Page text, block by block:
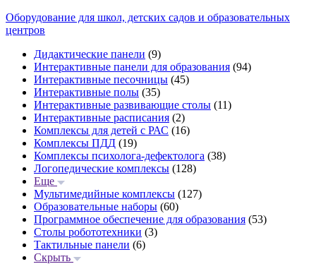
Оборудование для школ, детских садов и образовательных
центров
Дидактические панели (9)
Интерактивные панели для образования (94)
Интерактивные песочницы (45)
Интерактивные полы (35)
Интерактивные развивающие столы (11)
Интерактивные расписания (2)
Комплексы для детей с РАС (16)
Комплексы ПДД (19)
Комплексы психолога-дефектолога (38)
Логопедические комплексы (128)
Еще
Мультимедийные комплексы (127)
Образовательные наборы (60)
Программное обеспечение для образования (53)
Столы робототехники (3)
Тактильные панели (6)
Скрыть